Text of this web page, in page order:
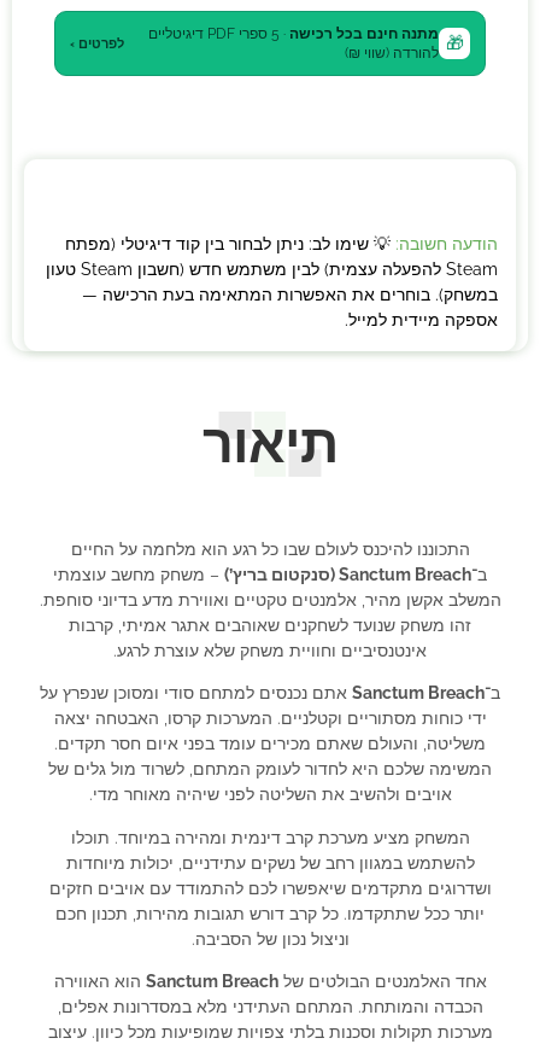
🎁 מתנה חינם בכל רכישה
· 5 ספרי PDF דיגיטליים
להורדה (שווי ₪)
לפרטים ›
הודעה חשובה: 💡 שימו לב: ניתן לבחור בין קוד דיגיטלי (מפתח
Steam להפעלה עצמית) לבין משתמש חדש (חשבון Steam טעון
במשחק). בוחרים את האפשרות המתאימה בעת הרכישה —
אספקה מיידית למייל.
תיאור
התכוננו להיכנס לעולם שבו כל רגע הוא מלחמה על החיים
ב־Sanctum Breach (סנקטום בריץ’)
– משחק מחשב עוצמתי
המשלב אקשן מהיר, אלמנטים טקטיים ואווירת מדע בדיוני סוחפת.
זהו משחק שנועד לשחקנים שאוהבים אתגר אמיתי, קרבות
אינטנסיביים וחוויית משחק שלא עוצרת לרגע.
ב־Sanctum Breach אתם נכנסים למתחם סודי ומסוכן שנפרץ על
ידי כוחות מסתוריים וקטלניים. המערכות קרסו, האבטחה יצאה
משליטה, והעולם שאתם מכירים עומד בפני איום חסר תקדים.
המשימה שלכם היא לחדור לעומק המתחם, לשרוד מול גלים של
אויבים ולהשיב את השליטה לפני שיהיה מאוחר מדי.
המשחק מציע מערכת קרב דינמית ומהירה במיוחד. תוכלו
להשתמש במגוון רחב של נשקים עתידניים, יכולות מיוחדות
ושדרוגים מתקדמים שיאפשרו לכם להתמודד עם אויבים חזקים
יותר ככל שתתקדמו. כל קרב דורש תגובות מהירות, תכנון חכם
וניצול נכון של הסביבה.
אחד האלמנטים הבולטים שלSanctum Breach הוא האווירה
הכבדה והמותחת. המתחם העתידני מלא במסדרונות אפלים,
מערכות תקולות וסכנות בלתי צפויות שמופיעות מכל כיוון. עיצוב